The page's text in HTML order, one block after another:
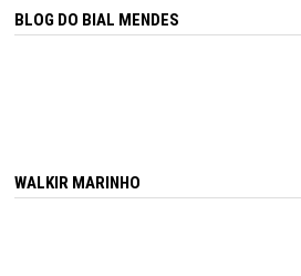
BLOG DO BIAL MENDES
WALKIR MARINHO